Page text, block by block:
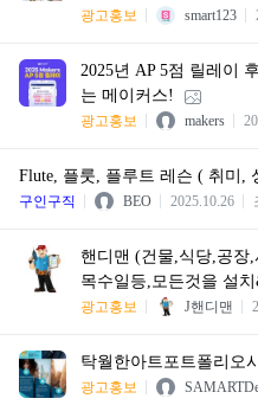
광고홍보 smart123
2025년 AP 5점 릴레이
는 메이커스!
광고홍보 makers
Flute, 플룻, 플루트 레슨 ( 취미,
구인구직 BEO 2025.10.26
핸디맨 (건물,식당,공장
목수일등,모든것을 설
광고홍보 J핸디맨
탁월한아트포트폴리오
광고홍보